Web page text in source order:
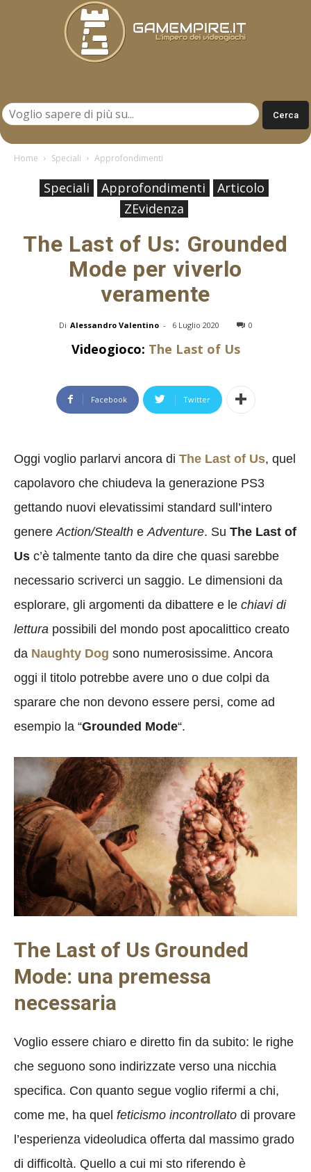
Home Speciali Approfondimenti
Speciali Approfondimenti
Articolo
ZEvidenza
The Last of Us: Grounded
Mode per viverlo
veramente
Di Alessandro Valentino - 6 Luglio 2020 0
Videogioco: The Last of Us
Facebook Twitter
Oggi voglio parlarvi ancora di The Last of Us, quel
capolavoro che chiudeva la generazione PS3
gettando nuovi elevatissimi standard sull’intero
genere Action/Stealth e Adventure. Su The Last of
Us c’è talmente tanto da dire che quasi sarebbe
necessario scriverci un saggio. Le dimensioni da
esplorare, gli argomenti da dibattere e le chiavi di
lettura possibili del mondo post apocalittico creato
da Naughty Dog sono numerosissime. Ancora
oggi il titolo potrebbe avere uno o due colpi da
sparare che non devono essere persi, come ad
esempio la “Grounded Mode“.
The Last of Us Grounded
Mode: una premessa
necessaria
Voglio essere chiaro e diretto fin da subito: le righe
che seguono sono indirizzate verso una nicchia
specifica. Con quanto segue voglio rifermi a chi,
come me, ha quel feticismo incontrollato di provare
l’esperienza videoludica offerta dal massimo grado
di difficoltà. Quello a cui mi sto riferendo è